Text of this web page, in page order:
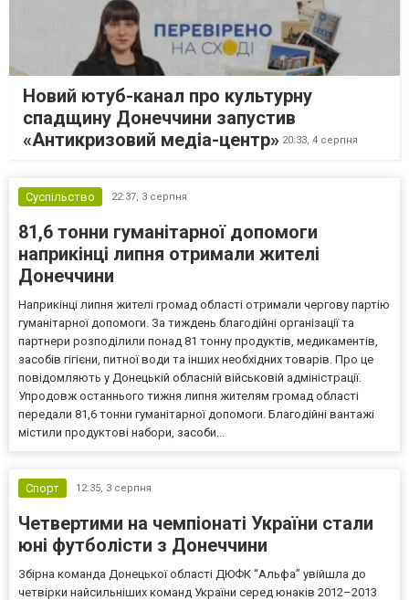
Новий ютуб-канал про культурну
спадщину Донеччини запустив
«Антикризовий медіа-центр» 20:33, 4 серпня
Суспільство 22:37, 3 серпня
81,6 тонни гуманітарної допомоги
наприкінці липня отримали жителі
Донеччини
Наприкінці липня жителі громад області отримали чергову партію
гуманітарної допомоги. За тиждень благодійні організації та
партнери розподілили понад 81 тонну продуктів, медикаментів,
засобів гігієни, питної води та інших необхідних товарів. Про це
повідомляють у Донецькій обласній військовій адміністрації.
Упродовж останнього тижня липня жителям громад області
передали 81,6 тонни гуманітарної допомоги. Благодійні вантажі
містили продуктові набори, засоби...
Спорт 12:35, 3 серпня
Четвертими на чемпіонаті України стали
юні футболісти з Донеччини
Збірна команда Донецької області ДЮФК “Альфа” увійшла до
четвірки найсильніших команд України серед юнаків 2012–2013